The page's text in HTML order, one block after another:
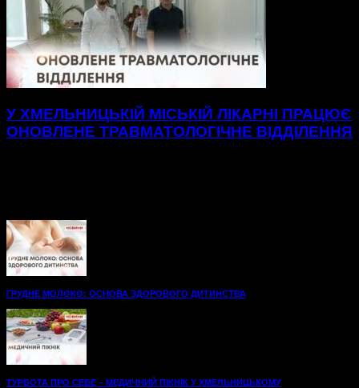
У ХМЕЛЬНИЦЬКІЙ МІСЬКІЙ ЛІКАРНІ ПРАЦЮЄ
ОНОВЛЕНЕ ТРАВМАТОЛОГІЧНЕ ВІДДІЛЕННЯ
ГРУДНЕ МОЛОКО: ОСНОВА ЗДОРОВОГО ДИТИНСТВА
ТУРБОТА ПРО СЕБЕ – МЕДИЧНИЙ ПІКНІК У ХМЕЛЬНИЦЬКОМУ